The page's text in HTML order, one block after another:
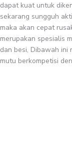
dapat kuat untuk
sekarang sungguh
maka akan cepat
merupakan spesialis
dan besi, Dibawah ini
mutu berkompetisi